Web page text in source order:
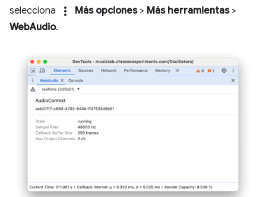
selecciona more_vert Más opciones> Más herramientas>
WebAudio.